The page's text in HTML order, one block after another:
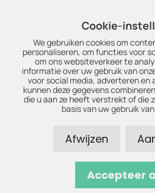
Privacyverklaring –
Brakenhoff Verhuizingen bv /
69872678 • BTW
Cookie-
We gebruiken cookies om
personaliseren, om functies voor
om ons websiteverkeer te
informatie over uw gebruik van
voor social media, adverteren en
kunnen deze gegevens
die u aan ze heeft verstrekt of die
basis van uw gebruik
Afwijzen
Accepteer